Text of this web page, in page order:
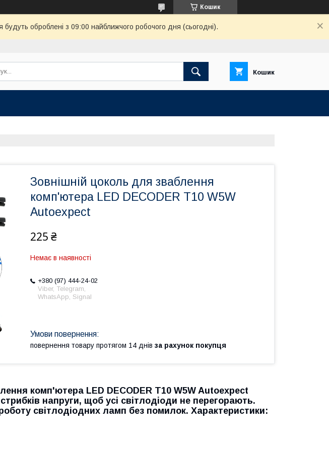
Кошик
оброблені з 09:00 найближчого робочого дня (сьогодні).
Кошик
Зовнішній цоколь для зваблення
комп'ютера LED DECODER T10 W5W
Autoexpect
225 ₴
Немає в наявності
+380 (97) 444-24-02
Viber, Telegram,
WhatsApp, Signal
повернення товару протягом 14 днів за рахунок покупця
комп'ютера LED DECODER T10 W5W Autoexpect
стрибків напруги, щоб усі світлодіоди не перегорають.
світлодіодних ламп без помилок. Характеристики: